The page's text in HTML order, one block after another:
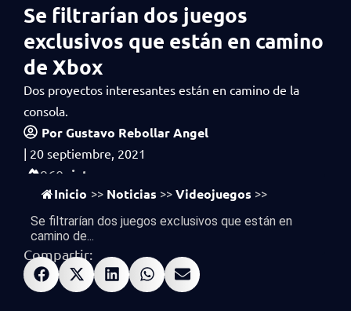
Se filtrarían dos juegos
exclusivos que están en camino
de Xbox
Dos proyectos interesantes están en camino de la
consola.
PorGustavo Rebollar Angel
| 20 septiembre, 2021
960 vistas
Inicio >> Noticias >> Videojuegos >>
Se filtrarían dos juegos exclusivos que están en
camino de...
Compartir: